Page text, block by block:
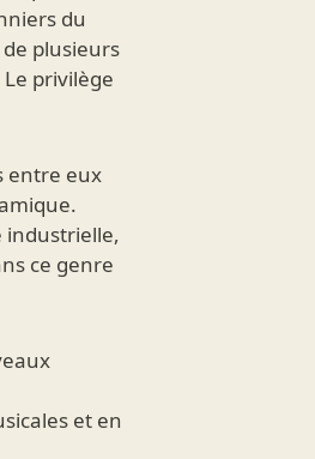
du
plusieurs
privilège
entre eux
industrielle,
ce genre
et en